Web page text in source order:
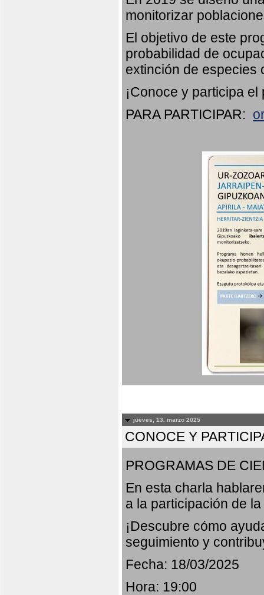
monitorizar
El objetivo de este
probabilidad de
extinción de especies
¡Conoce y participa
PARA PARTICIPAR:
jueves, 13. marzo 2025
CONOCE Y
PROGRAMAS DE
En esta charla
a la participación de
¡Descubre cómo
seguimiento y
Fecha: 18/03/2025
Hora: 19:00